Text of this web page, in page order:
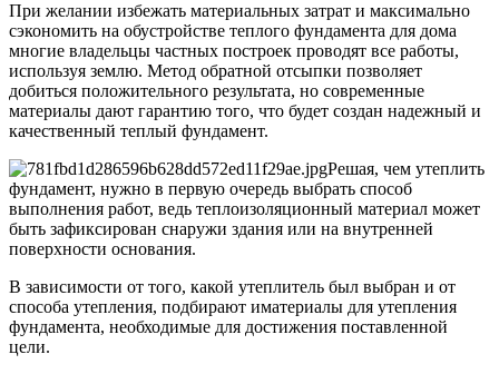
При желании избежать материальных затрат и максимально
сэкономить на обустройстве теплого фундамента для дома
многие владельцы частных построек проводят все работы,
используя землю. Метод обратной отсыпки позволяет
добиться положительного результата, но современные
материалы дают гарантию того, что будет создан надежный и
качественный теплый фундамент.
Решая, чем утеплить
фундамент, нужно в первую очередь выбрать способ
выполнения работ, ведь теплоизоляционный материал может
быть зафиксирован снаружи здания или на внутренней
поверхности основания.
В зависимости от того, какой утеплитель был выбран и от
способа утепления, подбирают иматериалы для утепления
фундамента, необходимые для достижения поставленной
цели.